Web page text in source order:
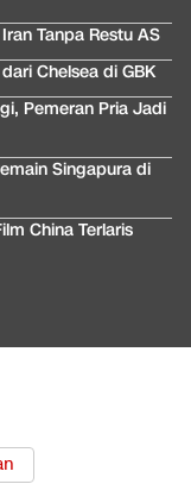
Tanpa Restu AS
Chelsea di GBK
Pemeran Pria Jadi
Singapura di
China Terlaris